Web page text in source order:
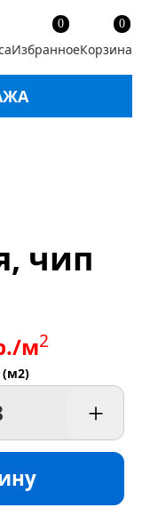
0
ИзбранноеКорзина
0
чип
м2
+